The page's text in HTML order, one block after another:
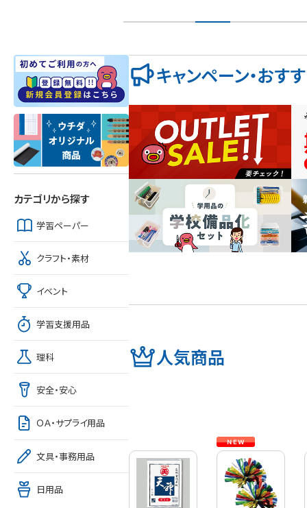
キャンペーン・おす
人気商品
カテゴリから探す
学習ペーパー
クラフト・素材
イベント
学習支援用品
理科
安全・安心
ＯＡ・サプライ用品
文具・事務用品
日用品